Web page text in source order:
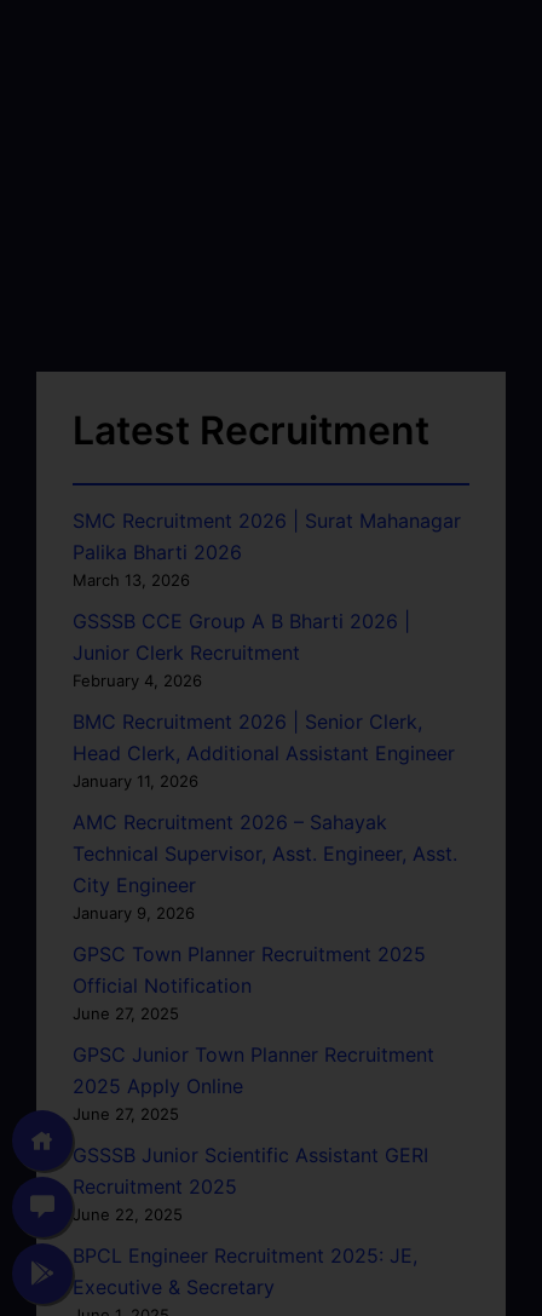
Latest Recruitment
SMC Recruitment 2026 | Surat Mahanagar
Palika Bharti 2026
March 13, 2026
GSSSB CCE Group A B Bharti 2026 |
Junior Clerk Recruitment
February 4, 2026
BMC Recruitment 2026 | Senior Clerk,
Head Clerk, Additional Assistant Engineer
January 11, 2026
AMC Recruitment 2026 – Sahayak
Technical Supervisor, Asst. Engineer, Asst.
City Engineer
January 9, 2026
GPSC Town Planner Recruitment 2025
Official Notification
June 27, 2025
GPSC Junior Town Planner Recruitment
2025 Apply Online
June 27, 2025
GSSSB Junior Scientific Assistant GERI
Recruitment 2025
June 22, 2025
BPCL Engineer Recruitment 2025: JE,
Executive & Secretary